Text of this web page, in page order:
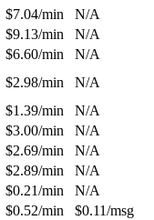
$7.04/min
N/A
$9.13/min
N/A
$6.60/min
N/A
$2.98/min
N/A
$1.39/min
N/A
$3.00/min
N/A
$2.69/min
N/A
$2.89/min
N/A
$0.21/min
N/A
$0.52/min $0.11/msg